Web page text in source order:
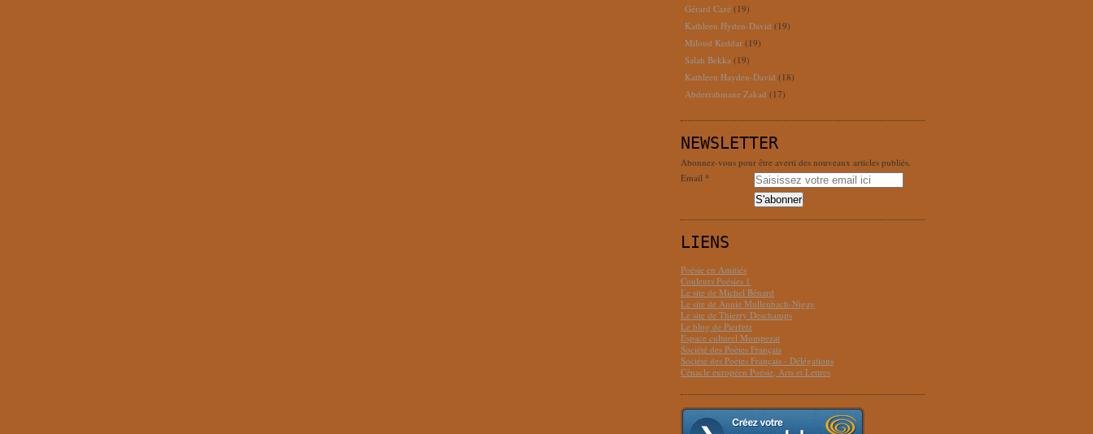
Gérard Cazé (19)
Kathleen Hyden-David (19)
Miloud Keddar (19)
Salah Bekka (19)
Kathleen Hayden-David (18)
Abderrahmane Zakad (17)
NEWSLETTER
Abonnez-vous pour être averti des nouveaux articles publiés.
Email
LIENS
Poésie en Amitiés
Couleurs Poésies 1
Le site de Michel Bénard
Le site de Annie Mullenbach-Nigay
Le site de Thierry Deschamps
Le blog de Pierfetz
Espace culturel Mompezat
Société des Poètes Français
Société des Poètes Français - Délégations
Cénacle européen Poésie, Arts et Lettres